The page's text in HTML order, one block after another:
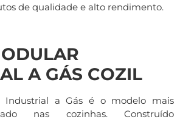
de qualidade e alto rendimento.
A GÁS COZIL
Industrial a Gás é o modelo mais
nas cozinhas. Construído